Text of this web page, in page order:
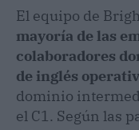
El equipo de
mayoría de las
colaboradores
de inglés
dominio
el C1. Según las